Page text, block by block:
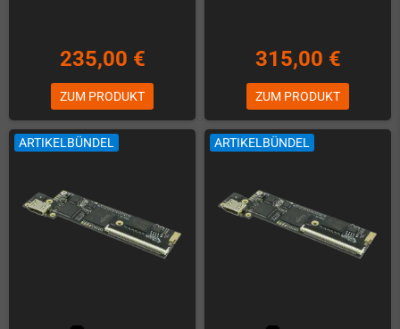
235,00 €
ZUM PRODUKT
315,00 €
ZUM PRODUKT
ARTIKELBÜNDEL ARTIKELBÜNDEL